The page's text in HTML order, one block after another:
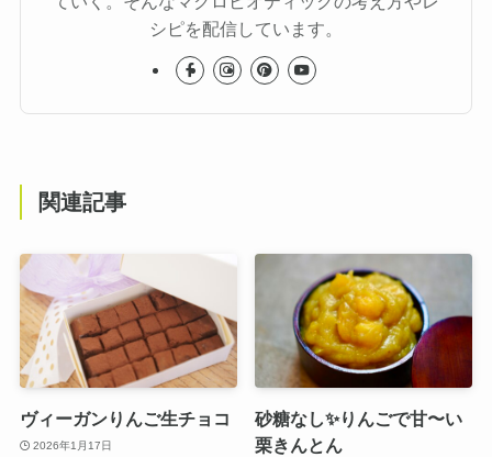
シピを配信しています。
関連記事
ヴィーガンりんご生チョコ
2026年1月17日
砂糖なし✨りんごで甘〜い
栗きんとん